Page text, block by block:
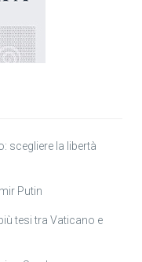
scegliere la libertà
Putin
tesi tra Vaticano e